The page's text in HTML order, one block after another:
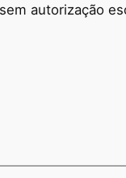
autorização